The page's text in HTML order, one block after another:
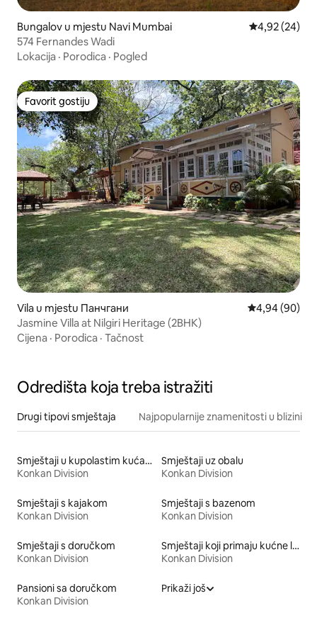
Bungalov u mjestu Navi Mumbai prosječna
4,92 (24)
574 Fernandes Wadi
Lokacija · Porodica · Pogled
Favorit gostiju
Favorit gostiju
Vila u mjestu Панчгани prosječna
4,94 (90)
Jasmine Villa at Nilgiri Heritage (2BHK)
Cijena · Porodica · Tačnost
Odredišta koja treba istražiti
Drugi tipovi smještaja Najpopularnije znamenitosti u blizini
Smještaji u kupolastim kućama
Konkan Division
Smještaji uz obalu
Konkan Division
Smještaji s kajakom
Konkan Division
Smještaji s bazenom
Konkan Division
Smještaji s doručkom
Konkan Division
Smještaji koji primaju kućne ljubimce
Konkan Division
Pansioni sa doručkom
Konkan Division
Prikaži još